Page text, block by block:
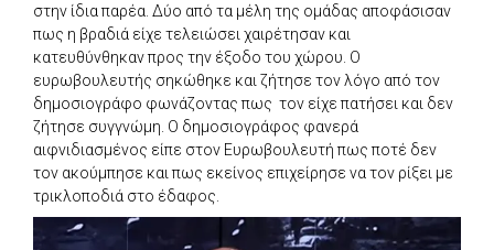
στην ίδια παρέα. Δύο από τα μέλη της ομάδας αποφάσισαν
πως η βραδιά είχε τελειώσει χαιρέτησαν και
κατευθύνθηκαν προς την έξοδο του χώρου. Ο
ευρωβουλευτής σηκώθηκε και ζήτησε τον λόγο από τον
δημοσιογράφο φωνάζοντας πως τον είχε πατήσει και δεν
ζήτησε συγγνώμη. Ο δημοσιογράφος φανερά
αιφνιδιασμένος είπε στον Ευρωβουλευτή πως ποτέ δεν
τον ακούμπησε και πως εκείνος επιχείρησε να τον ρίξει με
τρικλοποδιά στο έδαφος.